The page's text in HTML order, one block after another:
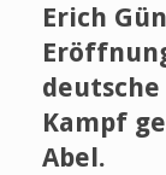
Erich
Kampf
Abel.